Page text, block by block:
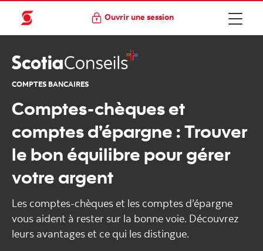
Ouvrir une session
COMPTES BANCAIRES
Comptes-chèques et
comptes d’épargne : Trouver
le bon équilibre pour gérer
votre argent
Les comptes-chèques et les comptes d’épargne
vous aident à rester sur la bonne voie. Découvrez
leurs avantages et ce qui les distingue.